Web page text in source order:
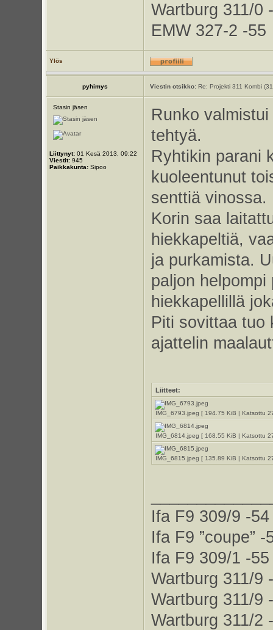
Wartburg 311/0
EMW 327-2 -55
Ylös
pyhimys Viestin otsikko:Re: Projekti 311 Kombi
Stasin jäsen
Liittynyt:01 Kesä 2013, 09:22
Viestit:945
Paikkakunta:Sipoo
Runko
tehtyä.
Ryhtikin parani
kuoleentunut
senttiä vinossa.
Korin saa
hiekkapeltiä,
ja purkamista.
paljon
hiekkapellillä
Piti sovittaa tuo
ajattelin
Liitteet:
IMG_6793.jpeg [ 194.75 KiB | Katsottu
IMG_6814.jpeg [ 168.55 KiB | Katsottu
IMG_6815.jpeg [ 135.89 KiB | Katsottu
Ifa F9 309/9 -54
Ifa F9 ”coupe” -
Ifa F9 309/1 -55
Wartburg 311/9
Wartburg 311/9
Wartburg 311/2